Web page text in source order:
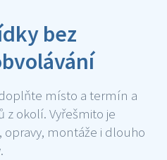
bez
místo a termín a
okolí. Vyřešmito je
montáže i dlouho